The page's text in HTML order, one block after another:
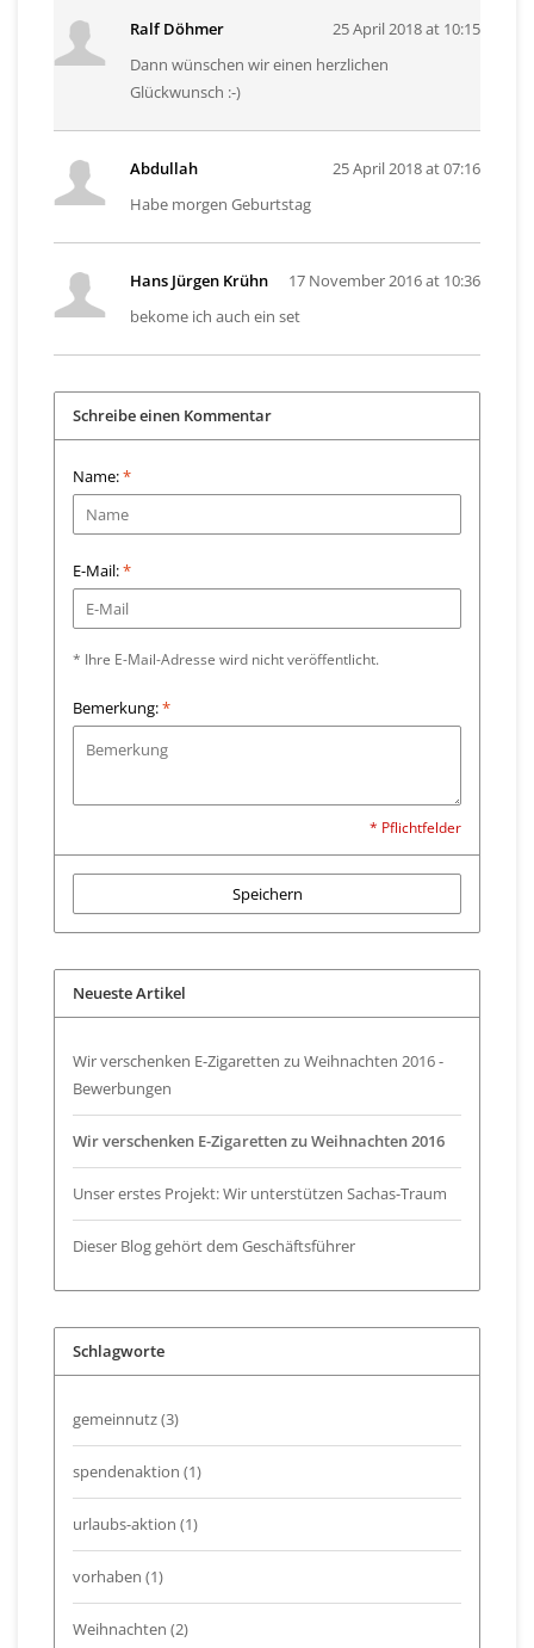
Ralf Döhmer
25 April 2018 at 10:15
Dann wünschen wir einen herzlichen
Glückwunsch :-)
Abdullah
25 April 2018 at 07:16
Habe morgen Geburtstag
Hans Jürgen Krühn
17 November 2016 at 10:36
bekome ich auch ein set
Schreibe einen Kommentar
Name:*
E-Mail:*
* Ihre E-Mail-Adresse wird nicht veröffentlicht.
Bemerkung:*
* Pflichtfelder
Speichern
Neueste Artikel
Wir verschenken E-Zigaretten zu Weihnachten 2016 -
Bewerbungen
Wir verschenken E-Zigaretten zu Weihnachten 2016
Unser erstes Projekt: Wir unterstützen Sachas-Traum
Dieser Blog gehört dem Geschäftsführer
Schlagworte
gemeinnutz(3)
spendenaktion (1)
urlaubs-aktion (1)
vorhaben (1)
Weihnachten (2)